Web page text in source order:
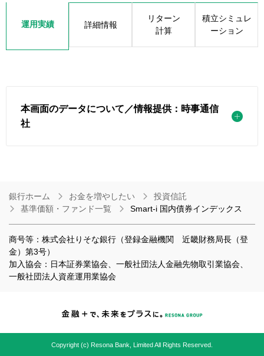
運用実績 詳細情報
リターン
計算
積立シミュレ
ーション
本画面のデータについて／情報提供：時事通信
社
銀行ホーム お金を増やしたい
投資信託
基準価額・ファンド一覧
Smart-i 国内債券インデックス
商号等：株式会社りそな銀行（登録金融機関 近畿財務局長（登
金）第3号）
加入協会：日本証券業協会、一般社団法人金融先物取引業協会、
一般社団法人資産運用業協会
Copyright (c) Resona Bank, Limited All Rights Reserved.